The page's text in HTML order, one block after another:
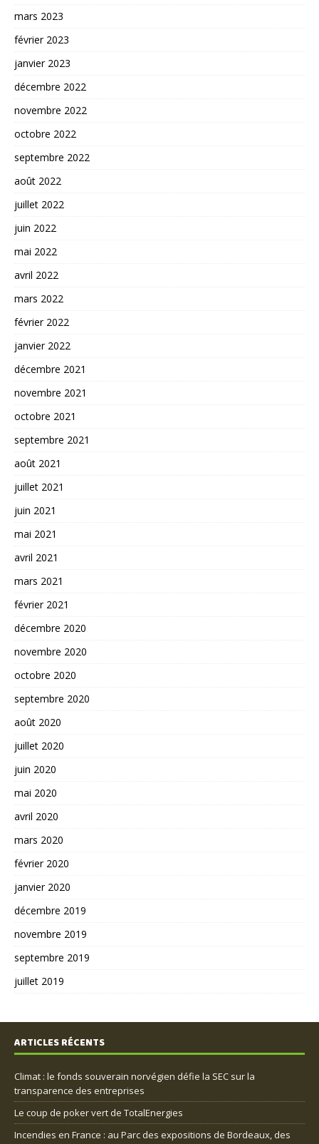
mars 2023
février 2023
janvier 2023
décembre 2022
novembre 2022
octobre 2022
septembre 2022
août 2022
juillet 2022
juin 2022
mai 2022
avril 2022
mars 2022
février 2022
janvier 2022
décembre 2021
novembre 2021
octobre 2021
septembre 2021
août 2021
juillet 2021
juin 2021
mai 2021
avril 2021
mars 2021
février 2021
décembre 2020
novembre 2020
octobre 2020
septembre 2020
août 2020
juillet 2020
juin 2020
mai 2020
avril 2020
mars 2020
février 2020
janvier 2020
décembre 2019
novembre 2019
septembre 2019
juillet 2019
ARTICLES RÉCENTS
Climat : le fonds souverain norvégien défie la SEC sur la
transparence des entreprises
Le coup de poker vert de TotalEnergies
Incendies en France : au Parc des expositions de Bordeaux, des